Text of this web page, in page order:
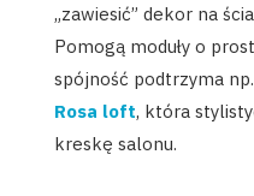
„zawiesić” dekor na
Pomogą moduły o
spójność podtrzyma np.
Rosa loft, która
kreskę salonu.